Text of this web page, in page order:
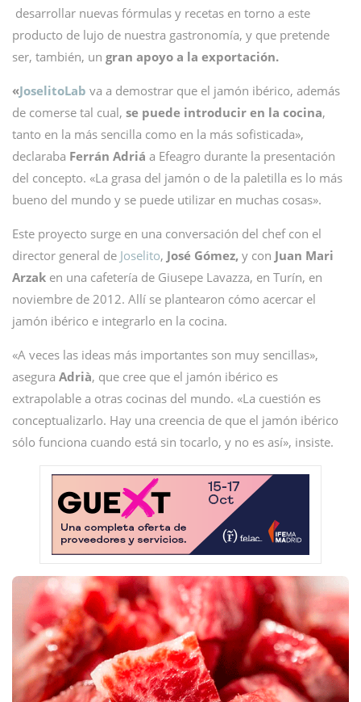
desarrollar nuevas fórmulas y recetas en torno a este
producto de lujo de nuestra gastronomía, y que pretende
ser, también, un gran apoyo a la exportación.
«JoselitoLab va a demostrar que el jamón ibérico, además
de comerse tal cual, se puede introducir en la cocina,
tanto en la más sencilla como en la más sofisticada»,
declaraba Ferrán Adriá a Efeagro durante la presentación
del concepto. «La grasa del jamón o de la paletilla es lo más
bueno del mundo y se puede utilizar en muchas cosas».
Este proyecto surge en una conversación del chef con el
director general de Joselito, José Gómez, y con Juan Mari
Arzak en una cafetería de Giusepe Lavazza, en Turín, en
noviembre de 2012. Allí se plantearon cómo acercar el
jamón ibérico e integrarlo en la cocina.
«A veces las ideas más importantes son muy sencillas»,
asegura Adrià, que cree que el jamón ibérico es
extrapolable a otras cocinas del mundo. «La cuestión es
conceptualizarlo. Hay una creencia de que el jamón ibérico
sólo funciona cuando está sin tocarlo, y no es así», insiste.